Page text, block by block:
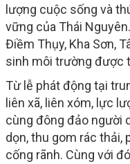
lượng cuộc sống và
vững của Thái
Điềm Thụy, Kha Sơn,
sinh môi trường được
Từ lễ phát động tại
liên xã, liên xóm, lực
cùng đông đảo người
dọn, thu gom rác thải,
cống rãnh. Cùng với